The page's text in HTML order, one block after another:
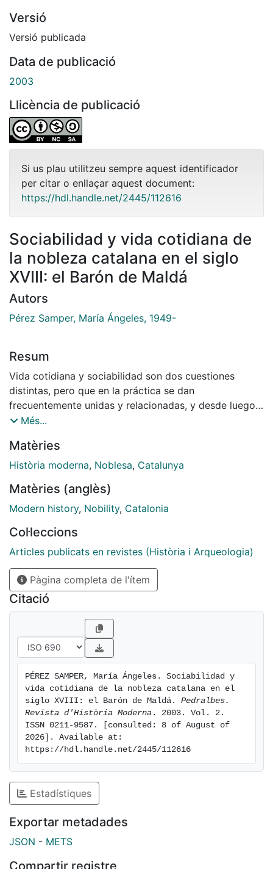
Versió
Versió publicada
Data de publicació
2003
Llicència de publicació
Si us plau utilitzeu sempre aquest identificador
per citar o enllaçar aquest document:
https://hdl.handle.net/2445/112616
Sociabilidad y vida cotidiana de
la nobleza catalana en el siglo
XVIII: el Barón de Maldá
Autors
Pérez Samper, María Ángeles, 1949-
Resum
Vida cotidiana y sociabilidad son dos cuestiones
distintas, pero que en la práctica se dan
frecuentemente unidas y relacionadas, y desde luego
así era en el caso de la nobleza catalana del siglo
especialmente significativa. Para conocer la vida
cotidiana y las relaciones sociales de la nobleza
resultar más útiles y reveladoras que el famoso Calaix
de Sastre del no menos famoso Barón de Maldà. Bien
relevantes puede ayudar a comprender mejor las
peculiaridades de su vida cotidiana y de sus prácticas
de sociabilidad...
Més...
Matèries
Història moderna, Noblesa, Catalunya
Matèries (anglès)
Modern history, Nobility, Catalonia
Col·leccions
Articles publicats en revistes (Història i Arqueologia)
Pàgina completa de l'ítem
Citació
PÉREZ SAMPER, María Ángeles. Sociabilidad y
vida cotidiana de la nobleza catalana en el
siglo XVIII: el Barón de Maldá. Pedralbes.
Revista d'Història Moderna . 2003. Vol. 2.
ISSN 0211-9587. [consulted: 8 of August of
2026]. Available at:
https://hdl.handle.net/2445/112616
Estadístiques
Exportar metadades
JSON - METS